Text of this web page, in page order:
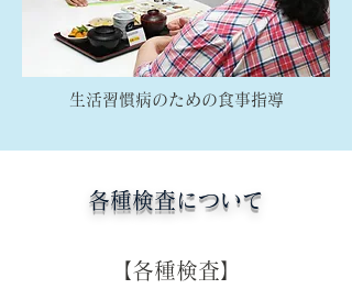
生活習慣病のための食事指導
各種検査について
【各種検査】